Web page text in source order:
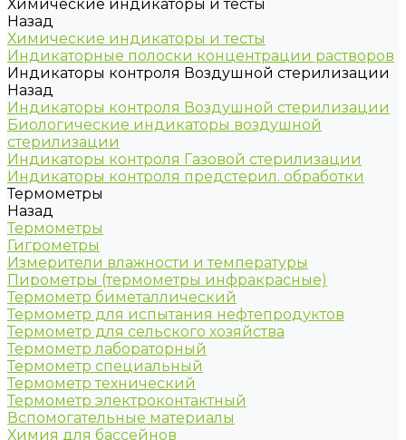
Химические индикаторы и тесты
Назад
Химические индикаторы и тесты
Индикаторные полоски концентрации растворов
Индикаторы контроля Воздушной стерилизации
Назад
Индикаторы контроля Воздушной стерилизации
Биологические индикаторы воздушной
стерилизации
Индикаторы контроля Газовой стерилизации
Индикаторы контроля предстерил. обработки
Термометры
Назад
Термометры
Гигрометры
Измерители влажности и температуры
Пирометры (термометры инфракрасные)
Термометр биметаллический
Термометр для испытания нефтепродуктов
Термометр для сельского хозяйства
Термометр лабораторный
Термометр специальный
Термометр технический
Термометр электроконтактный
Вспомогательные материалы
Химия для бассейнов